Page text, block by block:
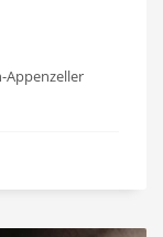
Appenzeller